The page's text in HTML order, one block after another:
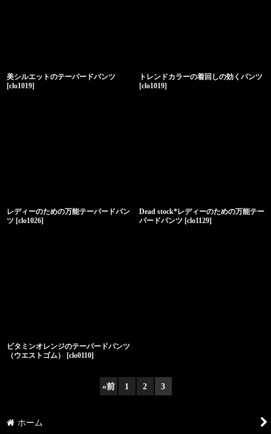
美シルエットのテーパードパンツ
[clo1019]
トレンドカラーの着回しの効くパンツ
[clo1019]
レディーのための万能テーパードパン
ツ [clo1026]
Dead stock*レディーのための万能テー
パードパンツ [clo1129]
ビタミンオレンジのテーパードパンツ
（ウエストゴム）
[clo0110]
«前 1 2 3
ホーム